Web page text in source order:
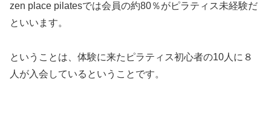
zen place pilatesでは会員の約80％がピラティス未経験だ
といいます。
ということは、体験に来たピラティス初心者の10人に８
人が入会しているということです。